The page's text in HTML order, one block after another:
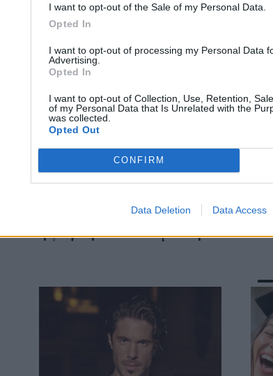
I want to opt-out of the Sale of my Personal Data.
Opted In
I want to opt-out of processing my Personal Data
Advertising.
Opted In
I want to opt-out of Collection, Use, Retention,
of my Personal Data that Is Unrelated with the
was collected.
Opted Out
CONFIRM
Data Deletion Data Access
Το «ευχαριστώ» της
φωτό με τα 2 της παιδιά &
η γιορτή του Μπισμπίκη
Το